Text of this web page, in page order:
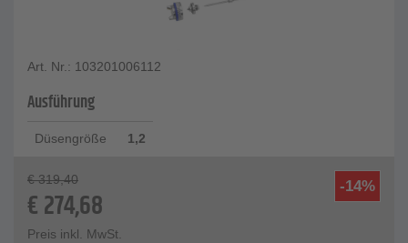
Art. Nr.: 103201006112
Ausführung
Düsengröße 1,2
-14%
€ 319,40
€274,68
Preis inkl. MwSt.